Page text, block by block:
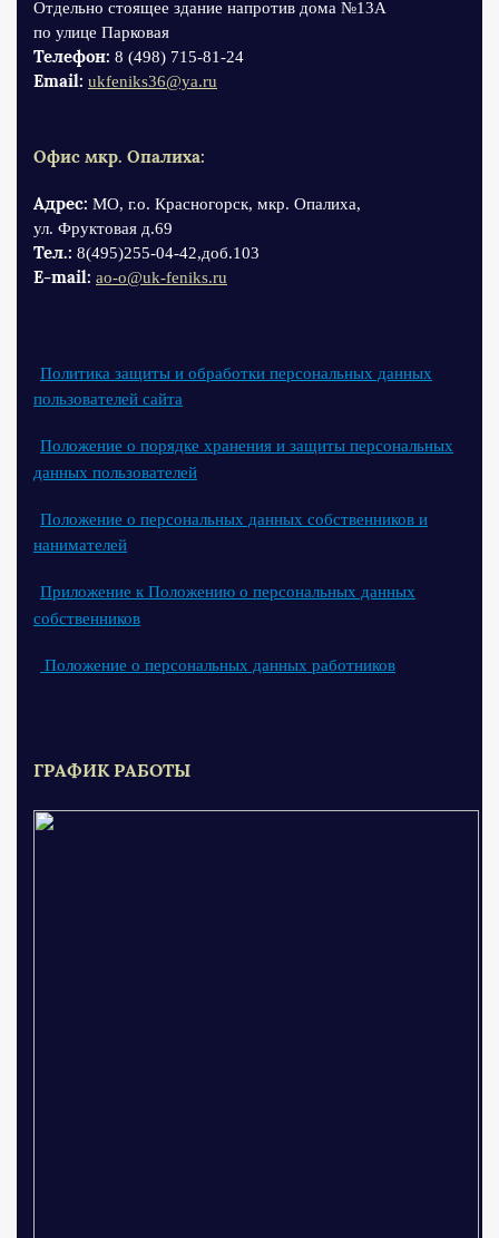
Отдельно стоящее здание напротив дома №13А
по улице Парковая
Телефон: 8 (498) 715-81-24
Email: ukfeniks36@ya.ru
Офис мкр. Опалиха:
Адрес: МО, г.о. Красногорск, мкр. Опалиха,
ул. Фруктовая д.69
Тел.: 8(495)255-04-42,доб.103
Е-mail: ao-o@uk-feniks.ru
Политика защиты и обработки персональных данных
пользователей сайта
Положение о порядке хранения и защиты персональных
данных пользователей
Положение о персональных данных собственников и
нанимателей
Приложение к Положению о персональных данных
собственников
Положение о персональных данных работников
ГРАФИК РАБОТЫ